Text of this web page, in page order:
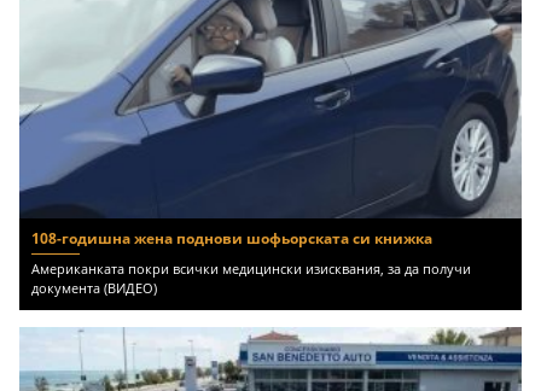
108-годишна жена поднови шофьорската си книжка
Американката покри всички медицински изисквания, за да получи
документа (ВИДЕО)